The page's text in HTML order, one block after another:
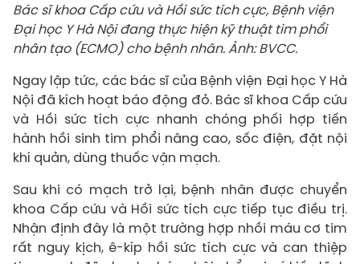
Bác sĩ khoa Cấp cứu và Hồi sức tích cực, Bệnh viện
Đại học Y Hà Nội đang thực hiện kỹ thuật tim phổi
nhân tạo (ECMO) cho bệnh nhân. Ảnh: BVCC.
Ngay lập tức, các bác sĩ của Bệnh viện Đại học Y Hà
Nội đã kích hoạt báo động đỏ. Bác sĩ khoa Cấp cứu
và Hồi sức tích cực nhanh chóng phối hợp tiến
hành hồi sinh tim phổi nâng cao, sốc điện, đặt nội
khí quản, dùng thuốc vận mạch.
Sau khi có mạch trở lại, bệnh nhân được chuyển
khoa Cấp cứu và Hồi sức tích cực tiếp tục điều trị.
Nhận định đây là một trường hợp nhồi máu cơ tim
rất nguy kịch, ê-kíp hồi sức tích cực và can thiệp